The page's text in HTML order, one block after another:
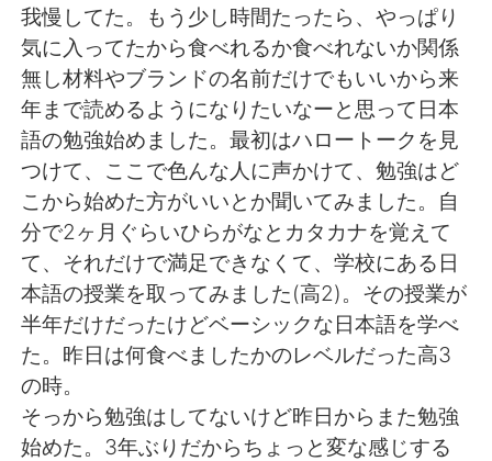
Indonesia Italiano
Türkçe Tiếng Việt
Português
我慢してた。もう少し時間たったら、やっぱり
気に入ってたから食べれるか食べれないか関係
無し材料やブランドの名前だけでもいいから来
年まで読めるようになりたいなーと思って日本
語の勉強始めました。最初はハロートークを見
つけて、ここで色んな人に声かけて、勉強はど
こから始めた方がいいとか聞いてみました。自
分で2ヶ月ぐらいひらがなとカタカナを覚えて
て、それだけで満足できなくて、学校にある日
本語の授業を取ってみました(高2)。その授業が
半年だけだったけどベーシックな日本語を学べ
た。昨日は何食べましたかのレベルだった高3
の時。
そっから勉強はしてないけど昨日からまた勉強
始めた。3年ぶりだからちょっと変な感じする